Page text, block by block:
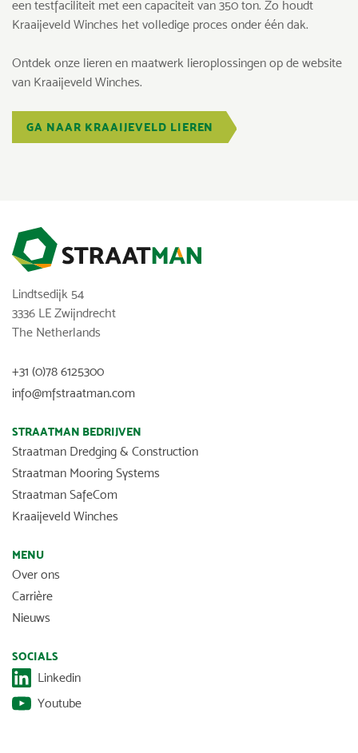
een testfaciliteit met een capaciteit van 350 ton. Zo houdt
Kraaijeveld Winches het volledige proces onder één dak.
Ontdek onze lieren en maatwerk lieroplossingen op de website
van Kraaijeveld Winches.
GA NAAR KRAAIJEVELD LIEREN
Lindtsedijk 54
3336 LE Zwijndrecht
The Netherlands
+31 (0)78 6125300
info@mfstraatman.com
STRAATMAN BEDRIJVEN
Straatman Dredging & Construction
Straatman Mooring Systems
Straatman SafeCom
Kraaijeveld Winches
MENU
Over ons
Carrière
Nieuws
SOCIALS
Linkedin
Youtube